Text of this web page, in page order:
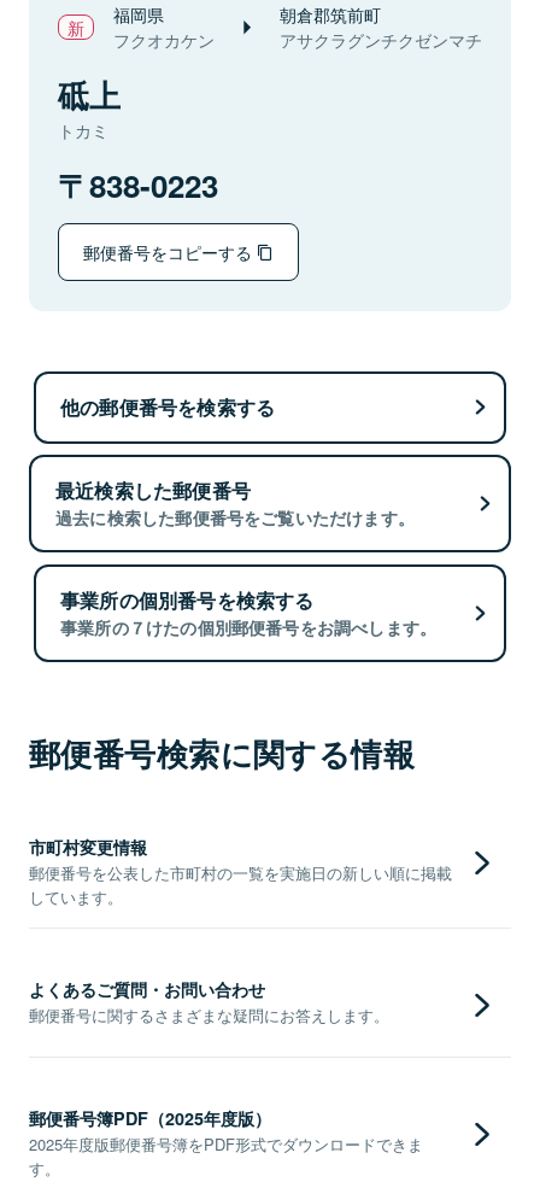
福岡県
フクオカケン
朝倉郡筑前町
アサクラグンチクゼンマチ
砥上
トカミ
838-0223
郵便番号をコピーする
他の郵便番号を検索する
最近検索した郵便番号
過去に検索した郵便番号をご覧いただけます。
事業所の個別番号を検索する
事業所の７けたの個別郵便番号をお調べします。
郵便番号検索に関する情報
市町村変更情報
郵便番号を公表した市町村の一覧を実施日の新しい順に掲載
しています。
よくあるご質問・お問い合わせ
郵便番号に関するさまざまな疑問にお答えします。
郵便番号簿PDF（2025年度版）
2025年度版郵便番号簿をPDF形式でダウンロードできま
す。